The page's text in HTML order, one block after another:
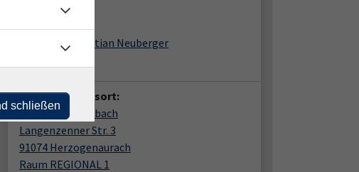
Christian Neuberger
Veranstaltungsort:
vhs am Weihersbach
Langenzenner Str. 3
91074 Herzogenaurach
Raum REGIONAL 1
schließen